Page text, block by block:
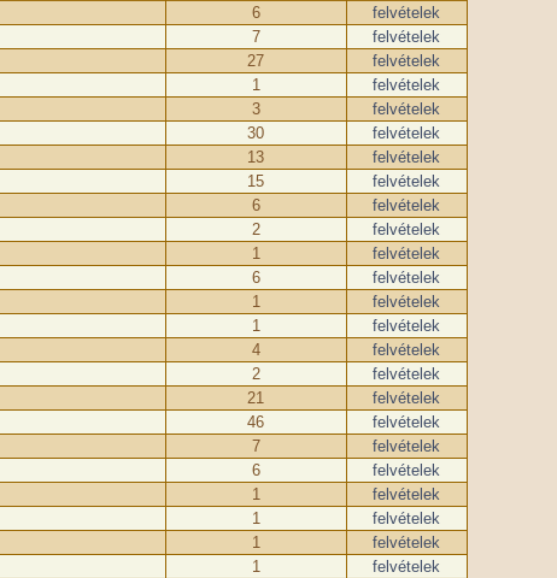
6
felvételek
7
felvételek
27
felvételek
1
felvételek
3
felvételek
30
felvételek
13
felvételek
15
felvételek
6
felvételek
2
felvételek
1
felvételek
6
felvételek
1
felvételek
1
felvételek
4
felvételek
2
felvételek
21
felvételek
46
felvételek
7
felvételek
6
felvételek
1
felvételek
1
felvételek
1
felvételek
1
felvételek